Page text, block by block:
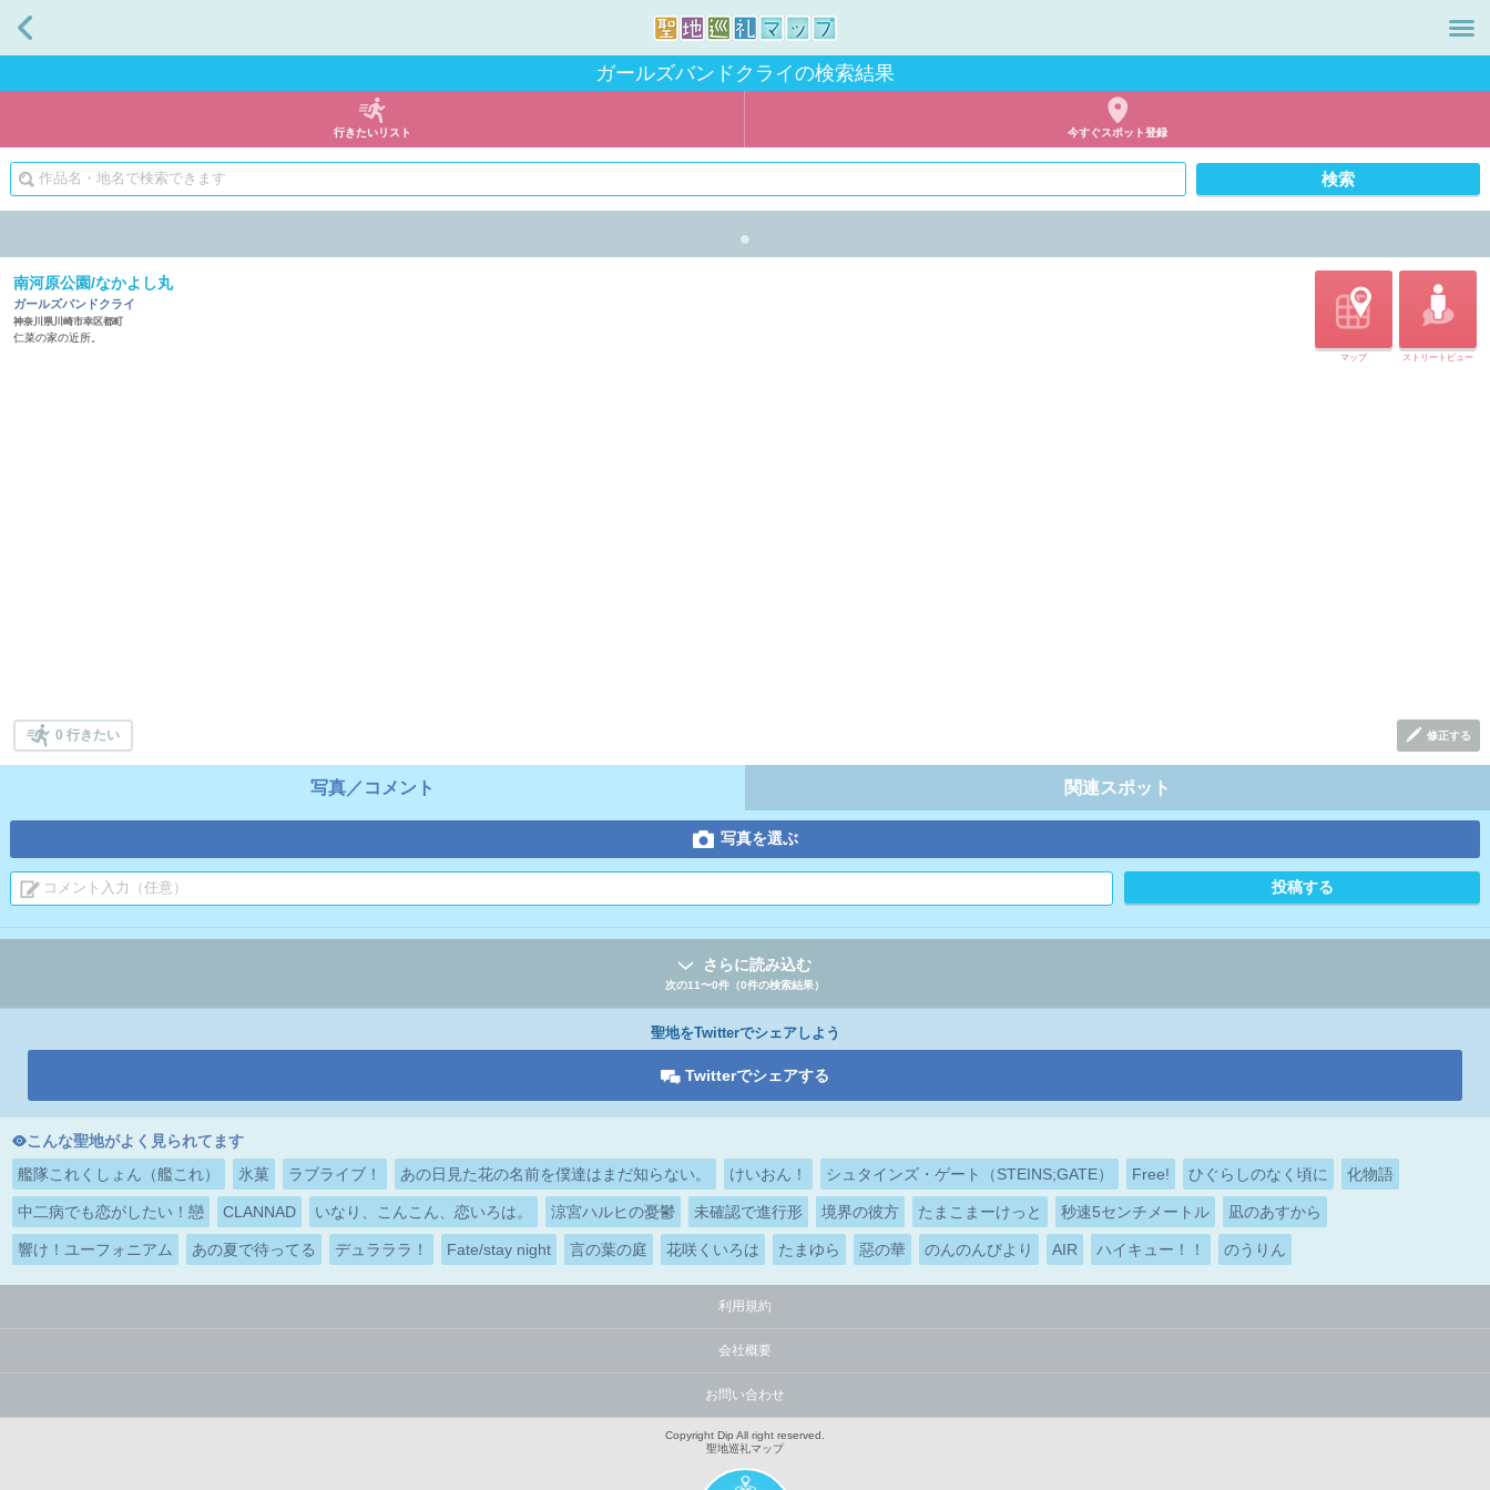
ガールズバンドクライの検索結果
行きたいリスト 今すぐスポット登録
マップ ストリートビュー
南河原公園/なかよし丸
ガールズバンドクライ
神奈川県川崎市幸区都町
仁菜の家の近所。
0 行きたい 修正する
写真／コメント 関連スポット
写真を選ぶ
さらに読み込む
次の11〜0件（0件の検索結果）
聖地をTwitterでシェアしよう
Twitterでシェアする
こんな聖地がよく見られてます
艦隊これくしょん（艦これ）
氷菓 ラブライブ！ あの日見た花の名前を僕達はまだ知らない。 けいおん！ シュタインズ・ゲート（STEINS;GATE） Free! ひぐらしのなく頃に 化物語
中二病でも恋がしたい！戀 CLANNAD いなり、こんこん、恋いろは。 涼宮ハルヒの憂鬱 未確認で進行形 境界の彼方 たまこまーけっと 秒速5センチメートル 凪のあすから
響け！ユーフォニアム あの夏で待ってる デュラララ！ Fate/stay night 言の葉の庭 花咲くいろは たまゆら 惡の華 のんのんびより AIR ハイキュー！！ のうりん
利用規約
会社概要
お問い合わせ
Copyright Dip All right reserved.
聖地巡礼マップ